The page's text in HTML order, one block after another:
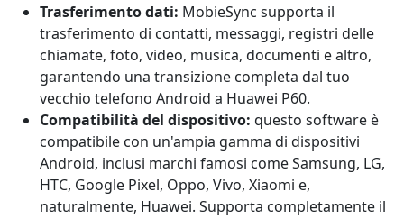
Trasferimento dati: MobieSync supporta il
trasferimento di contatti, messaggi, registri delle
chiamate, foto, video, musica, documenti e altro,
garantendo una transizione completa dal tuo
vecchio telefono Android a Huawei P60.
Compatibilità del dispositivo: questo software è
compatibile con un'ampia gamma di dispositivi
Android, inclusi marchi famosi come Samsung, LG,
HTC, Google Pixel, Oppo, Vivo, Xiaomi e,
naturalmente, Huawei. Supporta completamente il